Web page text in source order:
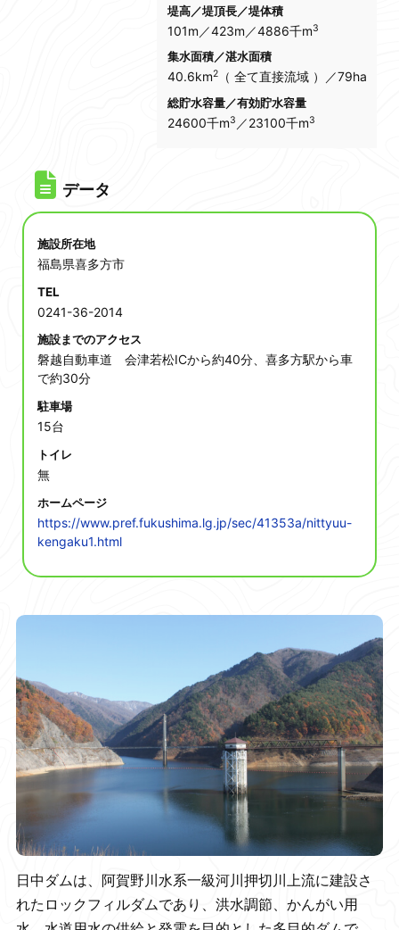
堤高／堤頂長／堤体積
101m／423m／4886千m3
集水面積／湛水面積
40.6km2（ 全て直接流域 ）／79ha
総貯水容量／有効貯水容量
24600千m3 ／23100千m3
データ
施設所在地
福島県喜多方市
TEL
0241-36-2014
施設までのアクセス
磐越自動車道 会津若松ICから約40分、喜多方駅から車
で約30分
駐車場
15台
トイレ
無
ホームページ
https://www.pref.fukushima.lg.jp/sec/41353a/nittyuu-
kengaku1.html
日中ダムは、阿賀野川水系一級河川押切川上流に建設さ
れたロックフィルダムであり、洪水調節、かんがい用